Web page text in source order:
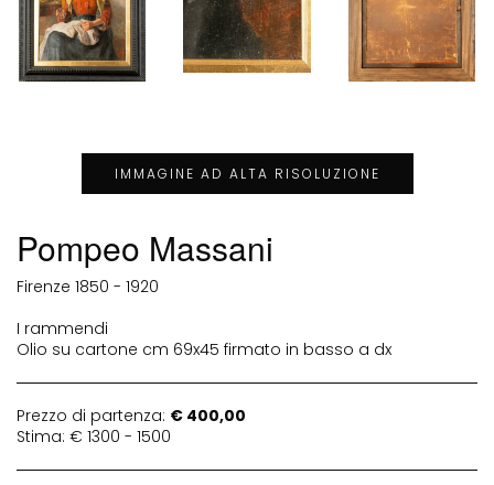
IMMAGINE AD ALTA RISOLUZIONE
Pompeo Massani
Firenze 1850 - 1920
I rammendi
Olio su cartone cm 69x45 firmato in basso a dx
Prezzo di partenza: € 400,00
Stima: € 1300 - 1500